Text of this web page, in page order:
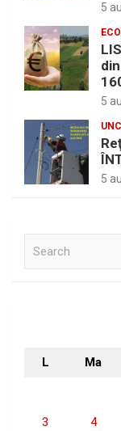
5
5
5
L Ma
3 4